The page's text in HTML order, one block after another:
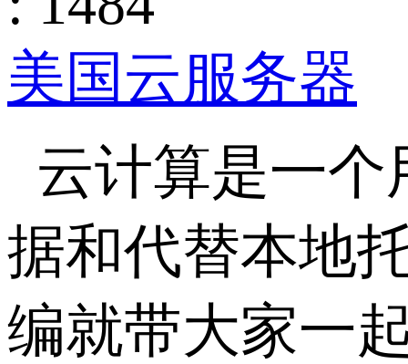
美国云服务器
云计算是一个
据和代替本地
编就带大家一